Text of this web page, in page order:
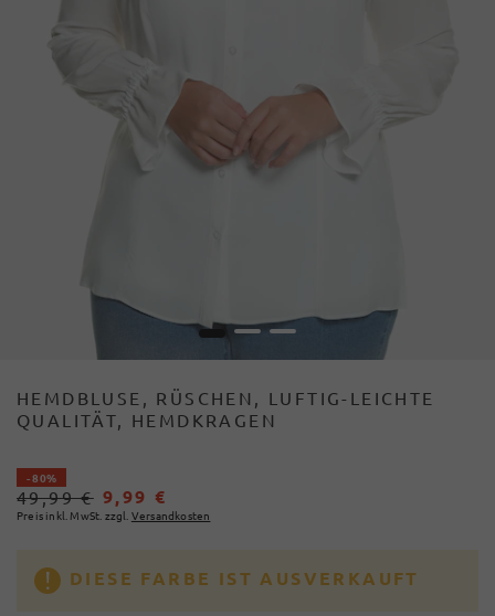
1 2 3
HEMDBLUSE, RÜSCHEN, LUFTIG-LEICHTE
QUALITÄT, HEMDKRAGEN
- 80%
49,99 € 9,99 €
Preis inkl. MwSt. zzgl. Versandkosten
DIESE FARBE IST AUSVERKAUFT